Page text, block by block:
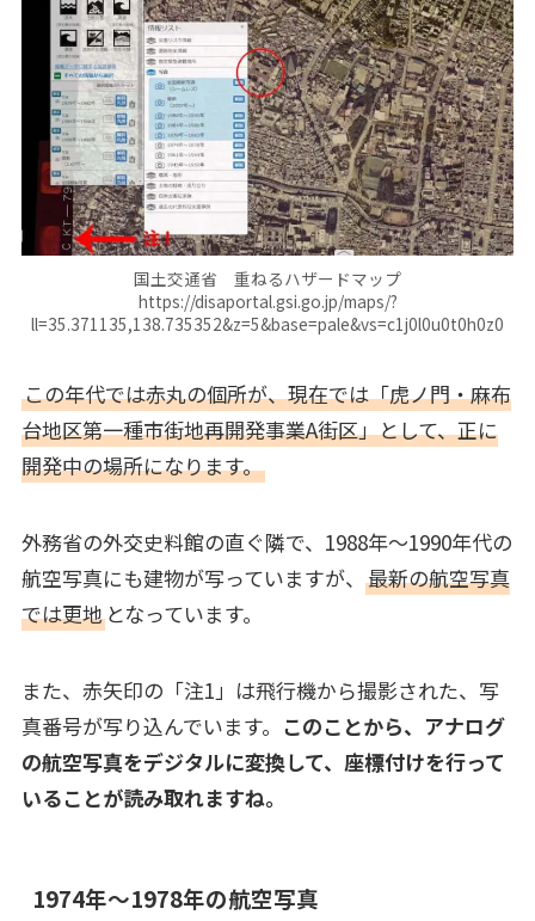
国土交通省 重ねるハザードマップ
https://disaportal.gsi.go.jp/maps/?
ll=35.371135,138.735352&z=5&base=pale&vs=c1j0l0u0t0h0z0
この年代では赤丸の個所が、現在では「虎ノ門・麻布
台地区第一種市街地再開発事業A街区」として、正に
開発中の場所になります。
外務省の外交史料館の直ぐ隣で、1988年～1990年代の
航空写真にも建物が写っていますが、 最新の航空写真
では更地となっています。
また、赤矢印の「注1」は飛行機から撮影された、写
真番号が写り込んでいます。 このことから、アナログ
の航空写真をデジタルに変換して、座標付けを行って
いることが読み取れますね。
1974年～1978年の航空写真